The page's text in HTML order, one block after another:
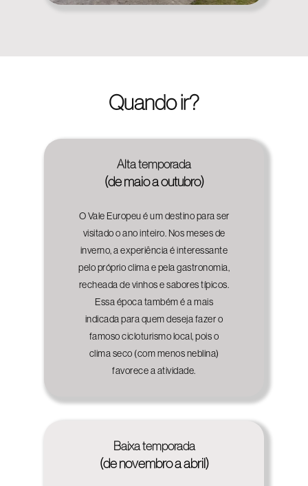
Quando ir?
Alta temporada
(de maio a outubro)
O Vale Europeu é um destino para ser
visitado o ano inteiro. Nos meses de
inverno, a experiência é interessante
pelo próprio clima e pela gastronomia,
recheada de vinhos e sabores típicos.
Essa época também é a mais
indicada para quem deseja fazer o
famoso cicloturismo local, pois o
clima seco (com menos neblina)
favorece a atividade.
Baixa temporada
(de novembro a abril)